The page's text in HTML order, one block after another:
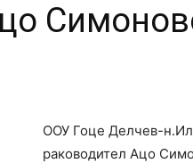
ООУ Гоце Делчев-
раководител Ацо